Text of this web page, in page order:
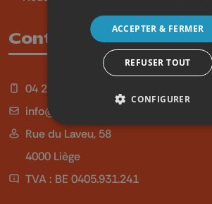
Contact
04 254 99 99
info@qu4tre.be
Rue du Laveu, 58
4000 Liège
TVA : BE 0405.931.241
ACCEPTER & FERMER
REFUSER TOUT
CONFIGURER